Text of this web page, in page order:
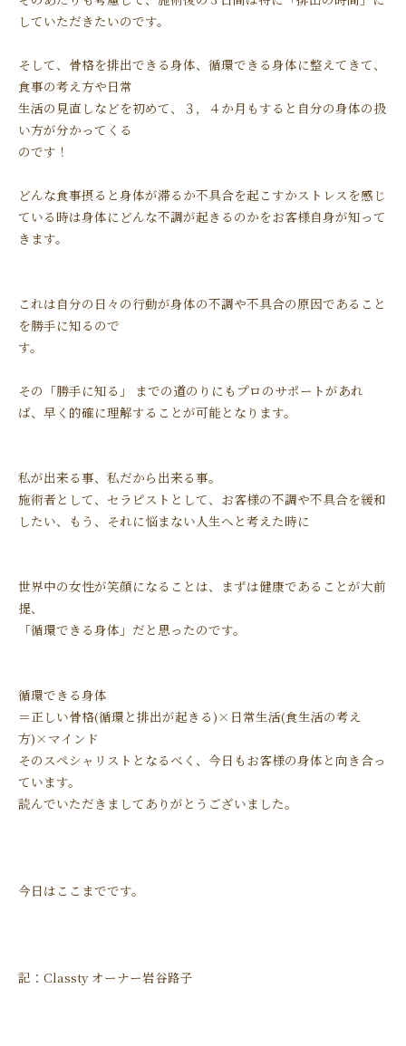
していただきたいのです。
そして、骨格を排出できる身体、循環できる身体に整えてきて、
食事の考え方や日常
生活の見直しなどを初めて、３，４か月もすると自分の身体の扱
い方が分かってくる
のです！
どんな食事摂ると身体が滞るか不具合を起こすかストレスを感じ
ている時は身体にどんな不調が起きるのかをお客様自身が知って
きます。
これは自分の日々の行動が身体の不調や不具合の原因であること
を勝手に知るので
す。
その「勝手に知る」 までの道のりにもプロのサポートがあれ
ば、早く的確に理解することが可能となります。
私が出来る事、私だから出来る事。
施術者として、セラピストとして、お客様の不調や不具合を緩和
したい、もう、それに悩まない人生へと考えた時に
世界中の女性が笑顔になることは、まずは健康であることが大前
提、
「循環できる身体」だと思ったのです。
循環できる身体
＝正しい骨格(循環と排出が起きる)×日常生活(食生活の考え
方)×マインド
そのスペシャリストとなるべく、今日もお客様の身体と向き合っ
ています。
読んでいただきましてありがとうございました。
今日はここまでです。
記：Classty オーナー岩谷路子